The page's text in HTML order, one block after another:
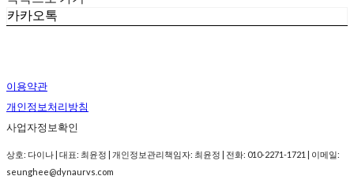
카카오톡
이용약관
개인정보처리방침
사업자정보확인
상호: 다이나 | 대표: 최윤정 | 개인정보관리책임자: 최윤정 | 전화: 010-2271-1721 | 이메일:
seunghee@dynaurvs.com